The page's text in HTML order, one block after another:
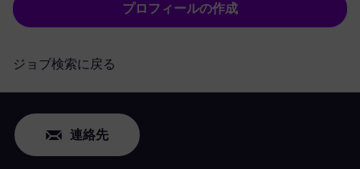
プロフィールの作成
ジョブ検索に戻る
連絡先